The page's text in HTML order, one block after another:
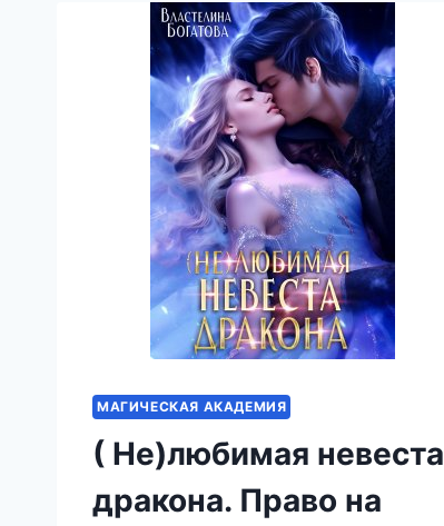
МАГИЧЕСКАЯ АКАДЕМИЯ
( Не)любимая невеста
дракона. Право на